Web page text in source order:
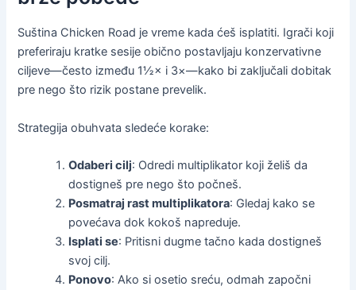
Suština Chicken Road je vreme kada ćeš isplatiti. Igrači koji
preferiraju kratke sesije obično postavljaju konzervativne
ciljeve—često između 1½× i 3×—kako bi zaključali dobitak
pre nego što rizik postane prevelik.
Strategija obuhvata sledeće korake:
Odaberi cilj: Odredi multiplikator koji želiš da
dostigneš pre nego što počneš.
Posmatraj rast multiplikatora: Gledaj kako se
povećava dok kokoš napreduje.
Isplati se: Pritisni dugme tačno kada dostigneš
svoj cilj.
Ponovo: Ako si osetio sreću, odmah započni